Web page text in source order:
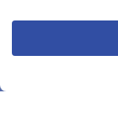
© VBL 2026